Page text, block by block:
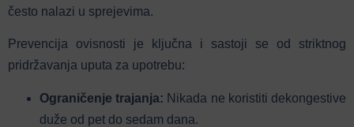
često nalazi u sprejevima.
Prevencija ovisnosti je ključna i sastoji se od striktnog
pridržavanja uputa za upotrebu:
Ograničenje trajanja: Nikada ne koristiti dekongestive
duže od pet do sedam dana.